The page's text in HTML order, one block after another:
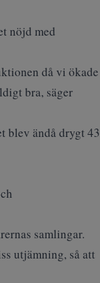
nöjd med
då vi ökade
bra, säger
blev ändå drygt 43
samlingar.
utjämning, så att